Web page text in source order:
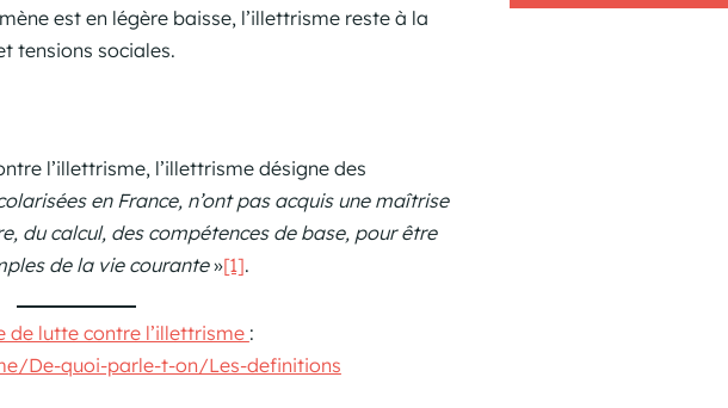
est en légère baisse, l’illettrisme reste à la
tensions sociales.
l’illettrisme, l’illettrisme désigne des
en France, n’ont pas acquis une maîtrise
du calcul, des compétences de base, pour être
de la vie courante»[1].
de lutte contre l’illettrisme :
De-quoi-parle-t-on/Les-definitions